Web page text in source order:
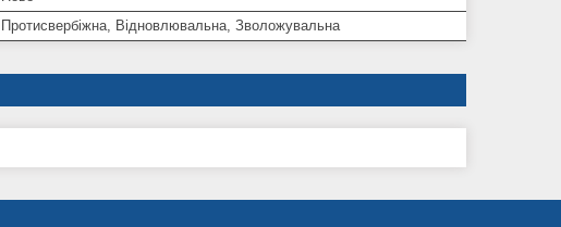
Протисвербіжна, Відновлювальна, Зволожувальна